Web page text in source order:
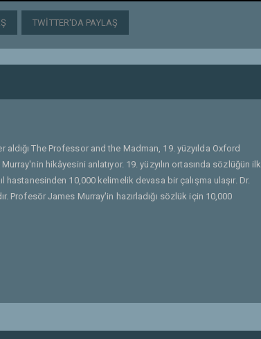
TWITTER'DA PAYLAŞ
The Professor and the Madman, 19. yüzyılda Oxford
hikâyesini anlatıyor. 19. yüzyılın ortasında sözlüğün ilk
10,000 kelimelik devasa bir çalışma ulaşır. Dr.
Profesör James Murray'in hazırladığı sözlük için 10,000